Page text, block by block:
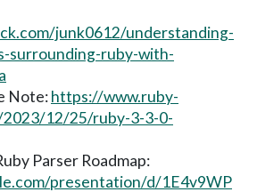
junk0612/understanding-
surrounding-ruby-with-
Note:https://www.ruby-
12/25/ruby-3-3-0-
Parser Roadmap:
presentation/d/1E4v9WP